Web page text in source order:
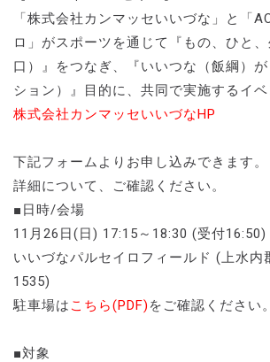
「株式会社カンマッセいいづな」と「
ロ」がスポーツを通じて『もの、ひと
口）』をつなぎ、『いいつな（飯綱）
ション）』目的に、共同で実施するイベ
株式会社カンマッセいいづなHP
下記フォームよりお申し込みできます。
詳細について、ご確認ください。
■日時/会場
11月26日(日) 17:15～18:30 (受付16:50)
いいづなパルセイロフィールド (上水内
1535)
駐車場は こちら(PDF) をご確認ください。
■対象